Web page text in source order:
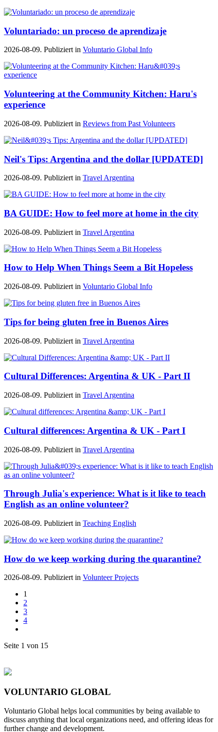
Voluntariado: un proceso de aprendizaje
2026-08-09. Publiziert in Voluntario Global Info
Volunteering at the Community Kitchen: Haru's
experience
2026-08-09. Publiziert in Reviews from Past Volunteers
Neil's Tips: Argentina and the dollar [UPDATED]
2026-08-09. Publiziert in Travel Argentina
BA GUIDE: How to feel more at home in the city
2026-08-09. Publiziert in Travel Argentina
How to Help When Things Seem a Bit Hopeless
2026-08-09. Publiziert in Voluntario Global Info
Tips for being gluten free in Buenos Aires
2026-08-09. Publiziert in Travel Argentina
Cultural Differences: Argentina & UK - Part II
2026-08-09. Publiziert in Travel Argentina
Cultural differences: Argentina & UK - Part I
2026-08-09. Publiziert in Travel Argentina
Through Julia's experience: What is it like to teach
English as an online volunteer?
2026-08-09. Publiziert in Teaching English
How do we keep working during the quarantine?
2026-08-09. Publiziert in Volunteer Projects
1
2
3
4
Seite 1 von 15
VOLUNTARIO GLOBAL
Voluntario Global helps local communities by being available to
discuss anything that local organizations need, and offering ideas for
further change and development.